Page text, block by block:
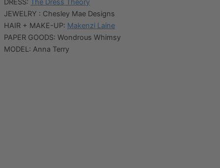
DRESS: The Dress Theory
JEWELRY : Chesley Mae Designs
HAIR + MAKE-UP: Makenzi Laine
PAPER GOODS: Wondrous Whimsy
MODEL: Anna Terry